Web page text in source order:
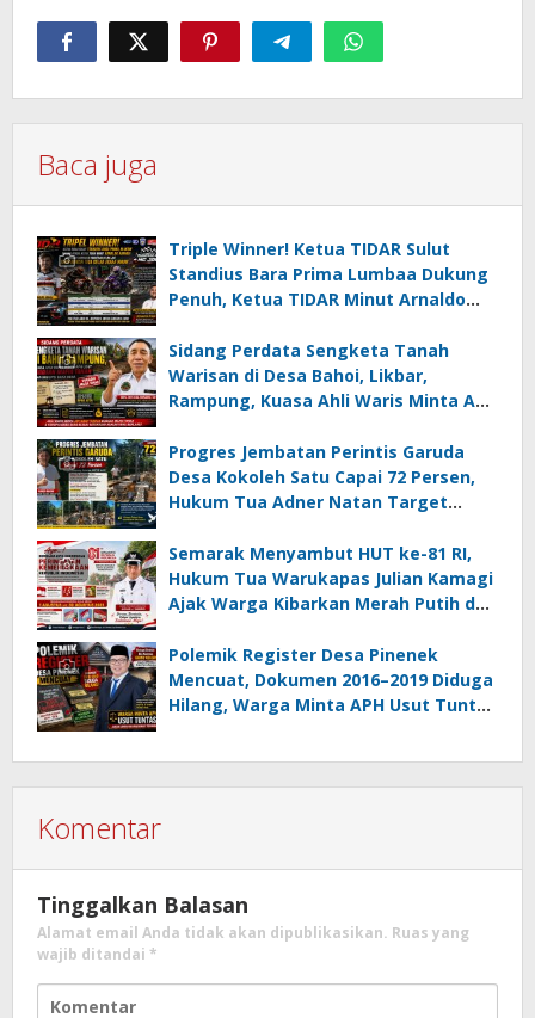
Baca juga
Triple Winner! Ketua TIDAR Sulut
Standius Bara Prima Lumbaa Dukung
Penuh, Ketua TIDAR Minut Arnaldo
05 MC JOE Sapu Bersih Tiga Gelar
Juara Umum
Sidang Perdata Sengketa Tanah
Warisan di Desa Bahoi, Likbar,
Rampung, Kuasa Ahli Waris Minta APH
Korupsi Dandes
Progres Jembatan Perintis Garuda
Desa Kokoleh Satu Capai 72 Persen,
Hukum Tua Adner Natan Target
Semarak Menyambut HUT ke-81 RI,
Hukum Tua Warukapas Julian Kamagi
Ajak Warga Kibarkan Merah Putih dan
Polemik Register Desa Pinenek
Mencuat, Dokumen 2016–2019 Diduga
Hilang, Warga Minta APH Usut Tuntas
Komentar
Tinggalkan Balasan
Alamat email Anda tidak akan dipublikasikan. Ruas yang
wajib ditandai *